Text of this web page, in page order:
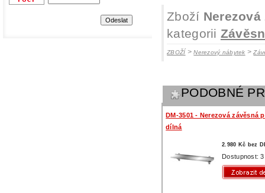
Zboží
kategorii
ZBOŽÍ>Nerezový nábytek >
PODOBNÉ
DM-3501 - Nerezová závěsná
dílná
2.980 Kč bez
Dostupnost: